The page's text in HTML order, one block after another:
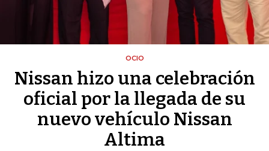
OCIO
Nissan hizo una celebración
oficial por la llegada de su
nuevo vehículo Nissan
Altima